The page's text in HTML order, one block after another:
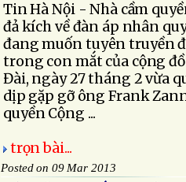
Tin Hà Nội - Nhà cầm
đả kích về đàn áp nhân
đang muốn tuyên truyền
trong con mắt của cộng
Đài, ngày 27 tháng 2 vừa
dịp gặp gỡ ông Frank
quyền Cộng ...
trọn bài...
Posted on 09 Mar 2013